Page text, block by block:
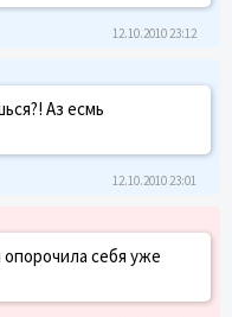
12.10.2010 23:12
Аз есмь
12.10.2010 23:01
себя уже